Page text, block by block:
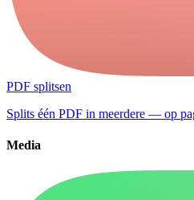
PDF splitsen
Splits één PDF in meerdere — op
Media